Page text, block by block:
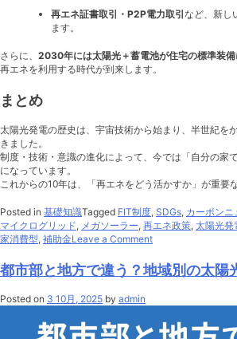
再エネ証書取引・P2P電力取引 など、新し
ます。
さらに、 2030年には太陽光＋蓄電池が住宅の標準装備
再エネを利用する時代が到来します。
まとめ
太陽光発電の歴史は、宇宙技術から始まり、半世紀を
きました。
制度・技術・意識の進化によって、今では「自分の家
になっています。
これからの10年は、「再エネをどう活かすか」が重要
Posted in 基礎知識Tagged FIT制度, SDGs, カーボンニ
マイクログリッド, メガソーラー, 再エネ政策, 太陽光発
家消費型, 補助金Leave a Commenton
陽
光
電
歴
都市部と地方で違う？地域別の太陽
Posted on 3 10月, 2025 by admin